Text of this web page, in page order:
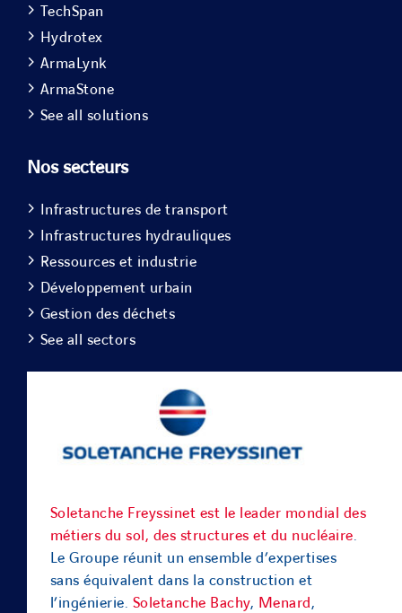
TechSpan
Hydrotex
ArmaLynk
ArmaStone
See all solutions
Nos secteurs
Infrastructures de transport
Infrastructures hydrauliques
Ressources et industrie
Développement urbain
Gestion des déchets
See all sectors
Soletanche Freyssinet est le leader mondial des
métiers du sol, des structures et du nucléaire.
Le Groupe réunit un ensemble d’expertises
sans équivalent dans la construction et
l’ingénierie. Soletanche Bachy, Menard,